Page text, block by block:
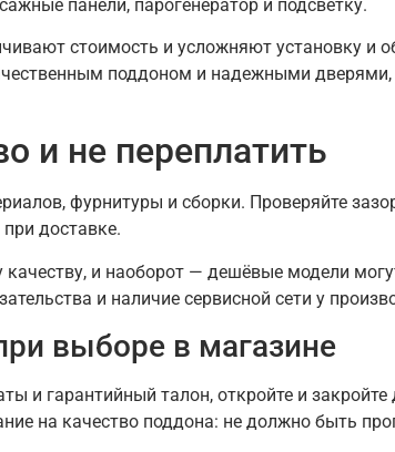
панели, парогенератор и подсветку.
стоимость и усложняют установку и
поддоном и надежными
и не переплатить
фурнитуры и сборки. Проверяйте
доставке.
и наоборот — дешёвые модели
и наличие сервисной сети у
выборе в магазине
и гарантийный талон, откройте и
на качество поддона: не должно быть